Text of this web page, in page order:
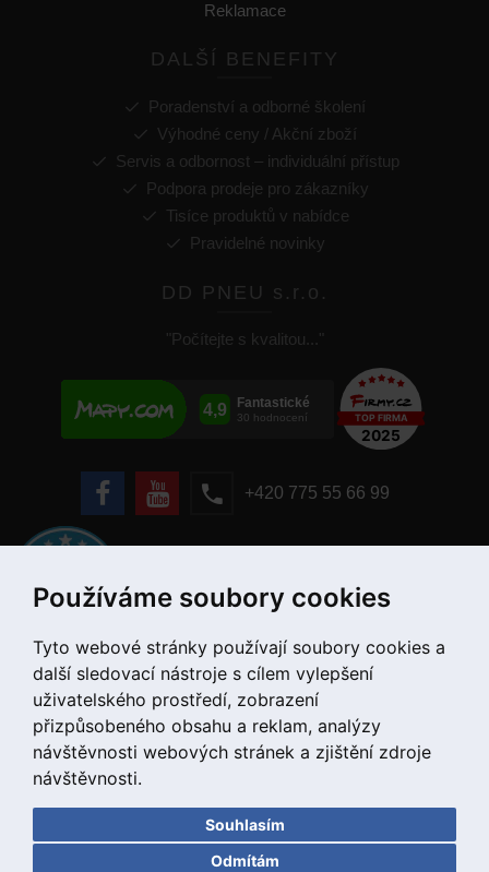
Používáme soubory cookies
Tyto webové stránky používají soubory cookies a
další sledovací nástroje s cílem vylepšení
uživatelského prostředí, zobrazení
přizpůsobeného obsahu a reklam, analýzy
návštěvnosti webových stránek a zjištění zdroje
návštěvnosti.
Souhlasím
Odmítám
Reklamace
DALŠÍ BENEFITY
Poradenství a odborné školení
Výhodné ceny / Akční zboží
Servis a odbornost – individuální přístup
Podpora prodeje pro zákazníky
Tisíce produktů v nabídce
Pravidelné novinky
DD PNEU s.r.o.
"Počítejte s kvalitou..."
+420 775 55 66 99
Copyright © 2020 DD PNEU s.r.o. Všechna práva vyhrazena.